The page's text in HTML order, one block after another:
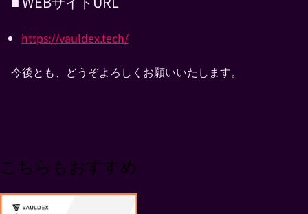
https://vauldex.tech/
今後とも、どうぞよろしくお願いいたします。
こちらもおすすめ